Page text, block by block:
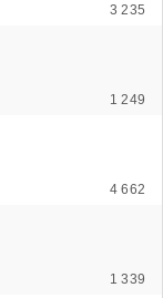
3 235
1 249
4 662
1 339